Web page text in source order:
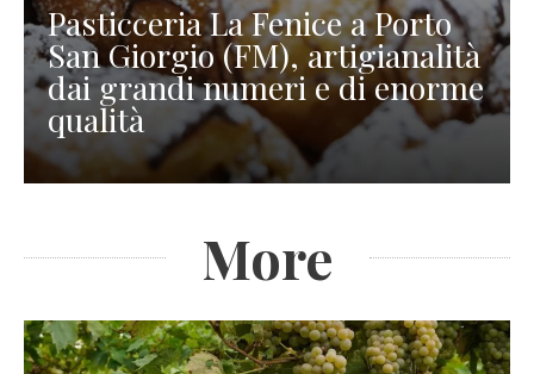
Pasticceria La Fenice a Porto
San Giorgio (FM), artigianalità
dai grandi numeri e di enorme
qualità
More